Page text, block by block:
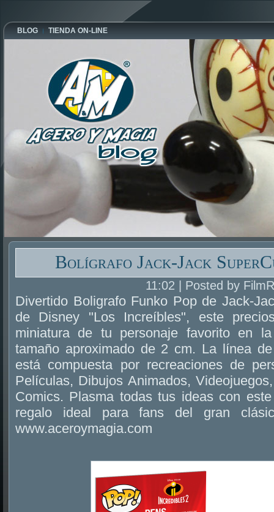
BLOG TIENDA ON-LINE
Bolígrafo Jack-Jack
11:02 | Posted by
Divertido Boligrafo Funko Pop de Jack-
de Disney "Los Increíbles", este
miniatura de tu personaje favorito en
tamaño aproximado de 2 cm. La línea
está compuesta por recreaciones de
Películas, Dibujos Animados,
Comics. Plasma todas tus ideas con
regalo ideal para fans del gran
www.aceroymagia.com